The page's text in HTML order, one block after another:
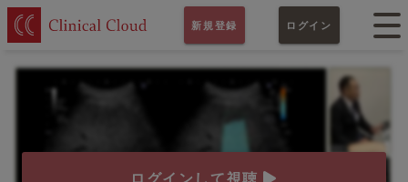
新規登録 ログイン
ログインして視聴